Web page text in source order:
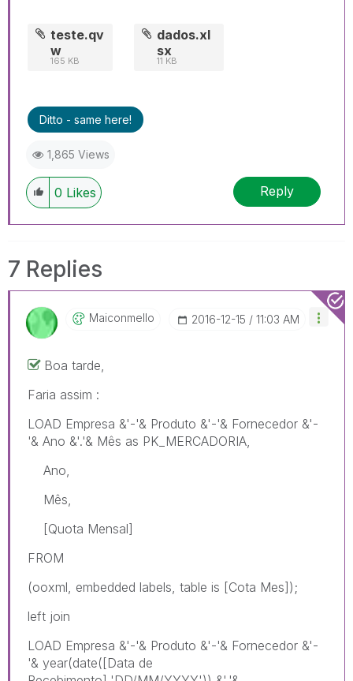
teste.qv
w
165 KB
dados.xl
sx
11 KB
Ditto - same here!
1,865 Views
0 Likes Reply
7 Replies
Maiconmello ‎2016-12-15 11:03 AM
Boa tarde,
Faria assim :
LOAD Empresa &'-'& Produto &'-'& Fornecedor &'-
'& Ano &'.'& Mês as PK_MERCADORIA,
Ano,
Mês,
[Quota Mensal]
FROM
(ooxml, embedded labels, table is [Cota Mes]);
left join
LOAD Empresa &'-'& Produto &'-'& Fornecedor &'-
'& year(date([Data de